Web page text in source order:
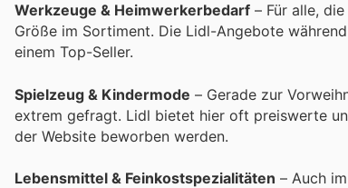
Werkzeuge & Heimwerkerbedarf – Für alle,
Größe im Sortiment. Die Lidl-Angebote
einem Top-Seller.
Spielzeug & Kindermode – Gerade zur
extrem gefragt. Lidl bietet hier oft preiswerte
der Website beworben werden.
Lebensmittel & Feinkostspezialitäten – Auch